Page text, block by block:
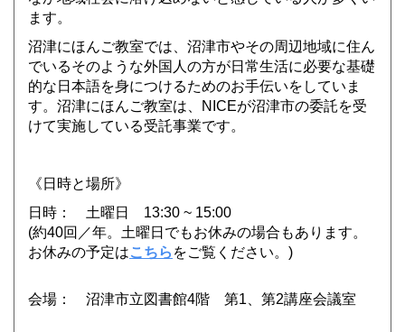
ます。
沼津にほんご教室では、沼津市やその周辺地域に住ん
でいるそのような外国人の方が日常生活に必要な基礎
的な日本語を身につけるためのお手伝いをしていま
す。沼津にほんご教室は、NICEが沼津市の委託を受
けて実施している受託事業です。
《日時と場所》
日時： 土曜日 13:30 ~ 15:00
(約40回／年。土曜日でもお休みの場合もあります。
お休みの予定はこちら をご覧ください。)
会場： 沼津市立図書館4階 第1、第2講座会議室